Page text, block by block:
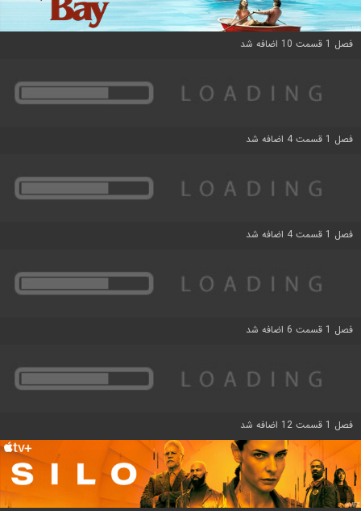
فصل 1 قسمت 10 اضافه شد
فصل 1 قسمت 4 اضافه شد
فصل 1 قسمت 4 اضافه شد
فصل 1 قسمت 6 اضافه شد
فصل 1 قسمت 12 اضافه شد